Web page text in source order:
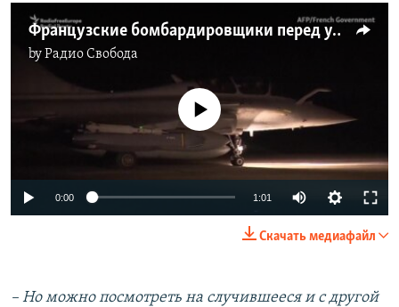
Французские бомбардировщики перед ударами по Сирии
byРадио Свобода
No media source currently available
0:00 1:01
Скачать медиафайл
– Но можно посмотреть на случившееся и с другой